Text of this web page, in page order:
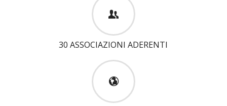
30 ASSOCIAZIONI ADERENTI